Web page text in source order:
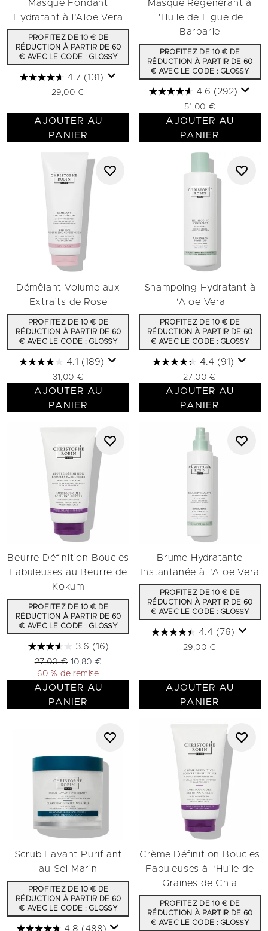
Masque Fondant
Hydratant à l'Aloe Vera
PROFITEZ DE 10 € DE
RÉDUCTION À PARTIR DE 60
€ AVEC LE CODE : GLOSSY
4.7 (131)
29,00 €
AJOUTER AU
PANIER
Masque Régénérant à
l'Huile de Figue de
Barbarie
PROFITEZ DE 10 € DE
RÉDUCTION À PARTIR DE 60
€ AVEC LE CODE : GLOSSY
4.6 (292)
51,00 €
AJOUTER AU
PANIER
Démêlant Volume aux
Extraits de Rose
PROFITEZ DE 10 € DE
RÉDUCTION À PARTIR DE 60
€ AVEC LE CODE : GLOSSY
4.1 (189)
31,00 €
AJOUTER AU
PANIER
Shampoing Hydratant à
l'Aloe Vera
PROFITEZ DE 10 € DE
RÉDUCTION À PARTIR DE 60
€ AVEC LE CODE : GLOSSY
4.4 (91)
27,00 €
AJOUTER AU
PANIER
Beurre Définition Boucles
Fabuleuses au Beurre de
Kokum
PROFITEZ DE 10 € DE
RÉDUCTION À PARTIR DE 60
€ AVEC LE CODE : GLOSSY
3.6 (16)
Prix de vente :
27,00 € Prix ​​actuel :
10,80 €
60 % de remise
AJOUTER AU
PANIER
Brume Hydratante
Instantanée à l'Aloe Vera
PROFITEZ DE 10 € DE
RÉDUCTION À PARTIR DE 60
€ AVEC LE CODE : GLOSSY
4.4 (76)
29,00 €
AJOUTER AU
PANIER
Scrub Lavant Purifiant
au Sel Marin
PROFITEZ DE 10 € DE
RÉDUCTION À PARTIR DE 60
€ AVEC LE CODE : GLOSSY
4.8 (488)
Crème Définition Boucles
Fabuleuses à l'Huile de
Graines de Chia
PROFITEZ DE 10 € DE
RÉDUCTION À PARTIR DE 60
€ AVEC LE CODE : GLOSSY